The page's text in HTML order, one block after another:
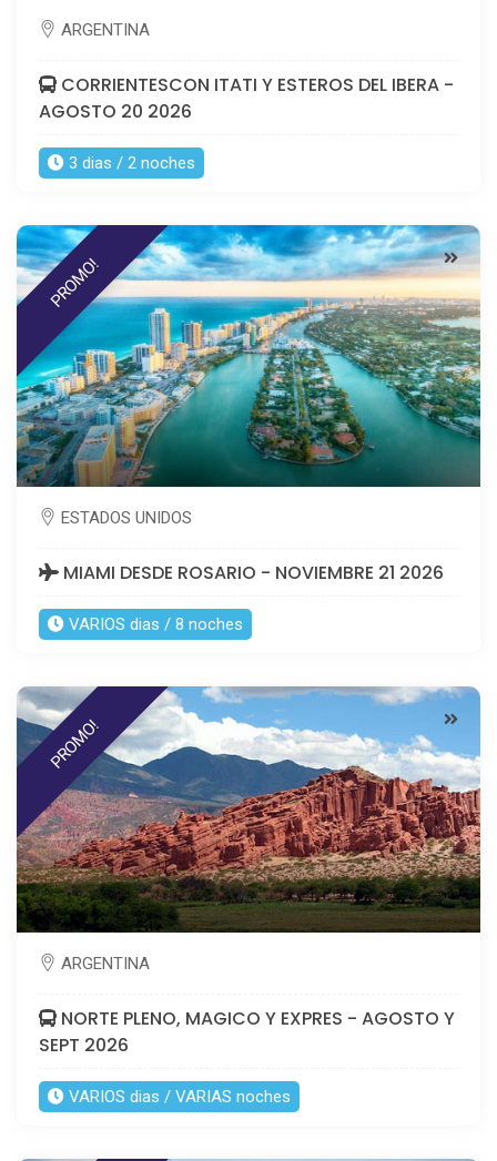
ARGENTINA
CORRIENTESCON ITATI Y ESTEROS DEL IBERA -
AGOSTO 20 2026
3 dias / 2 noches
PROMO!
ESTADOS UNIDOS
MIAMI DESDE ROSARIO - NOVIEMBRE 21 2026
VARIOS dias / 8 noches
PROMO!
ARGENTINA
NORTE PLENO, MAGICO Y EXPRES - AGOSTO Y
SEPT 2026
VARIOS dias / VARIAS noches